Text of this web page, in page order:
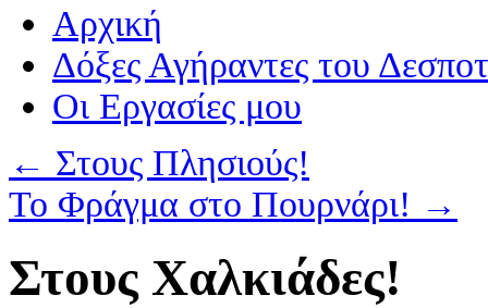
Αρχική
Δόξες Αγήραντες του
Οι Eργασίες μου
← Στους Πλησιούς!
Το Φράγμα στο Πουρνάρι! →
Στους Χαλκιάδες!